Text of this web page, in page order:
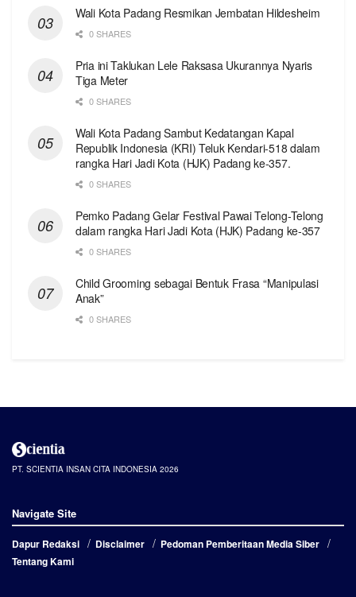
Wali Kota Padang Resmikan Jembatan Hildesheim
0 SHARES
Pria ini Taklukan Lele Raksasa Ukurannya Nyaris
Tiga Meter
0 SHARES
Wali Kota Padang Sambut Kedatangan Kapal
Republik Indonesia (KRI) Teluk Kendari-518 dalam
rangka Hari Jadi Kota (HJK) Padang ke-357.
0 SHARES
Pemko Padang Gelar Festival Pawai Telong-Telong
dalam rangka Hari Jadi Kota (HJK) Padang ke-357
0 SHARES
Child Grooming sebagai Bentuk Frasa “Manipulasi
Anak”
0 SHARES
PT. SCIENTIA INSAN CITA INDONESIA 2026
Navigate Site
Dapur Redaksi Disclaimer
Pedoman Pemberitaan Media Siber
Tentang Kami